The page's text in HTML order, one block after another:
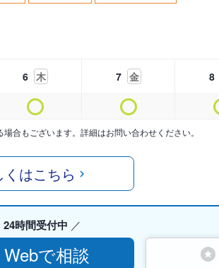
6 木 7 金 8
合もございます。詳細はお問い合わせください。
くはこちら
24時間受付中
Webで相談